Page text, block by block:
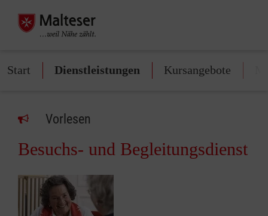
Start Dienstleistungen Kursangebote
Vorlesen
Besuchs- und Begleitungsdienst